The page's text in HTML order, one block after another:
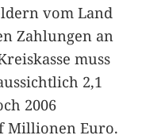
vom Land
Zahlungen an
muss
2,1
2006
Millionen Euro.